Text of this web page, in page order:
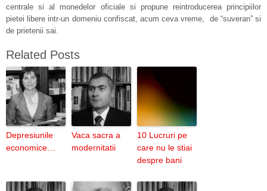
centrale si al monedelor oficiale si propune reintroducerea principiilor
pietei libere intr-un domeniu confiscat, acum ceva vreme, de “suveran” si
de prietenii sai.
Related Posts
Depresiunile
economice…
Vaca sacra a
modernitatii
10 Lucruri pe
care nu le stiai
despre bani